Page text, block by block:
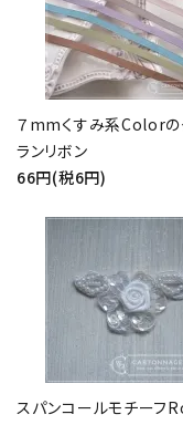
７mmくすみ系Color
ランリボン
66円(税6円)
スパンコールモチーフ